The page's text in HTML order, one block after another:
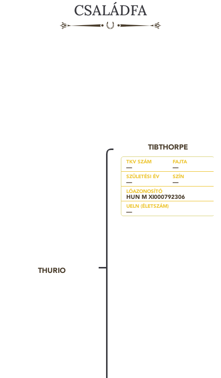
CSALÁDFA
THURIO
TIBTHORPE
TKV SZÁM
—
FAJTA
—
SZÜLETÉSI ÉV
—
SZÍN
—
LÓAZONOSÍTÓ
HUN M XI000792306
UELN (ÉLETSZÁM)
—